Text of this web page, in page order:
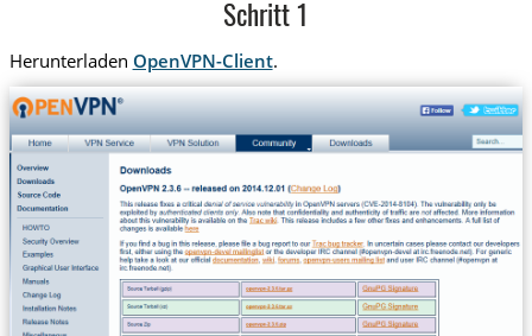
Schritt 1
Herunterladen OpenVPN-Client.